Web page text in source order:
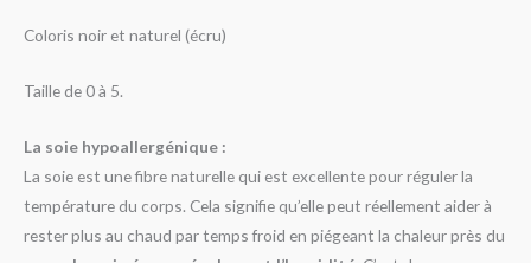
Coloris noir et naturel (écru)
Taille de 0 à 5.
La soie hypoallergénique :
La soie est une fibre naturelle qui est excellente pour réguler la
température du corps. Cela signifie qu’elle peut réellement aider à
rester plus au chaud par temps froid en piégeant la chaleur près du